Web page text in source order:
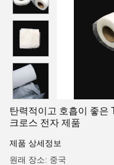
탄력적이고 호흡이 좋은
크로스 전자 제품
제품 상세정보
원래 장소: 중국